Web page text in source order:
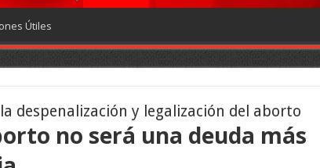
Útiles
despenalización y legalización del aborto
no será una deuda más